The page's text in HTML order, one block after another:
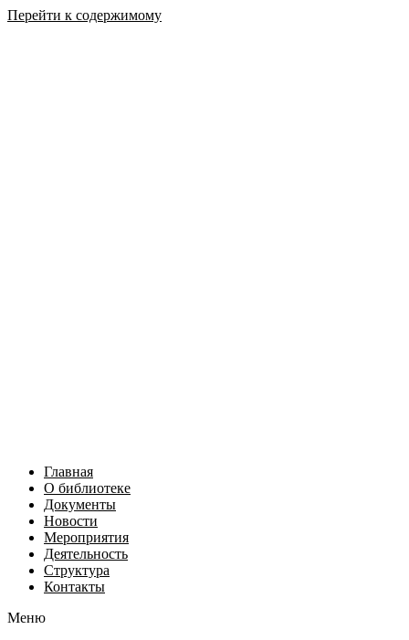
Перейти к содержимому
Главная
О библиотеке
Документы
Новости
Мероприятия
Деятельность
Структура
Контакты
Меню